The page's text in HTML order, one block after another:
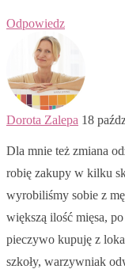
Odpowiedz
Dorota Zalepa 18
Dla mnie też zmiana
robię zakupy w kilku
wyrobiliśmy sobie z
większą ilość mięsa,
pieczywo kupuję z
szkoły, warzywniak